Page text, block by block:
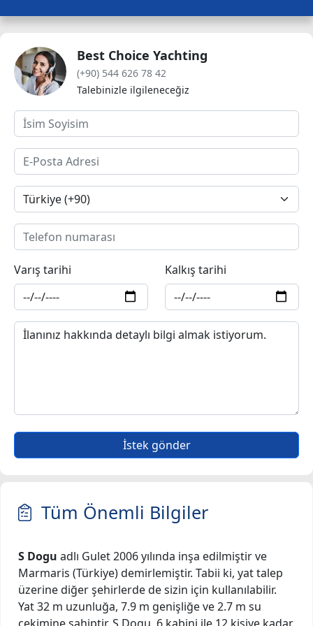
Best Choice Yachting
(+90) 544 626 78 42
Talebinizle ilgileneceğiz
Varış tarihi Kalkış tarihi
İstek gönder
Tüm Önemli Bilgiler
S Dogu adlı Gulet 2006 yılında inşa edilmiştir ve
Marmaris (Türkiye) demirlemiştir. Tabii ki, yat talep
üzerine diğer şehirlerde de sizin için kullanılabilir.
Yat 32 m uzunluğa, 7.9 m genişliğe ve 2.7 m su